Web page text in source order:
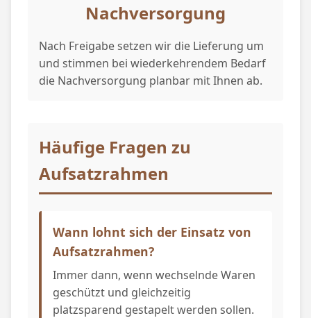
Nachversorgung
Nach Freigabe setzen wir die Lieferung um
und stimmen bei wiederkehrendem Bedarf
die Nachversorgung planbar mit Ihnen ab.
Häufige Fragen zu
Aufsatzrahmen
Wann lohnt sich der Einsatz von
Aufsatzrahmen?
Immer dann, wenn wechselnde Waren
geschützt und gleichzeitig
platzsparend gestapelt werden sollen.